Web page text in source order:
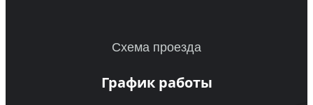
Схема проезда
График работы